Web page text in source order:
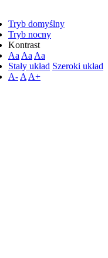
Tryb domyślny
Tryb nocny
Kontrast
Aa Aa Aa
Stały układ Szeroki układ
A- A A+